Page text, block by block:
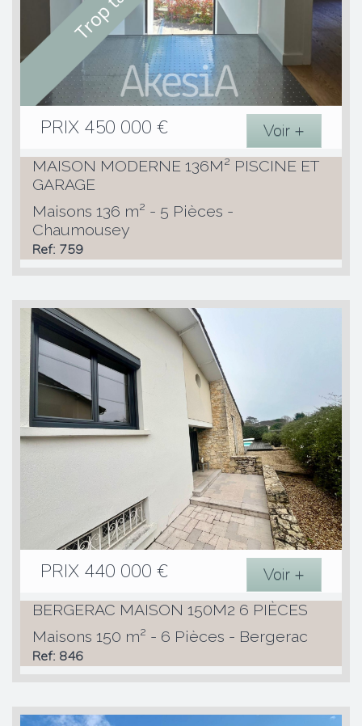
PRIX 450 000 € Voir +
MAISON MODERNE 136M² PISCINE ET
GARAGE
Maisons 136 m² - 5 Pièces -
Chaumousey
Ref: 759
PRIX 440 000 € Voir +
BERGERAC MAISON 150M2 6 PIÈCES
Maisons 150 m² - 6 Pièces - Bergerac
Ref: 846